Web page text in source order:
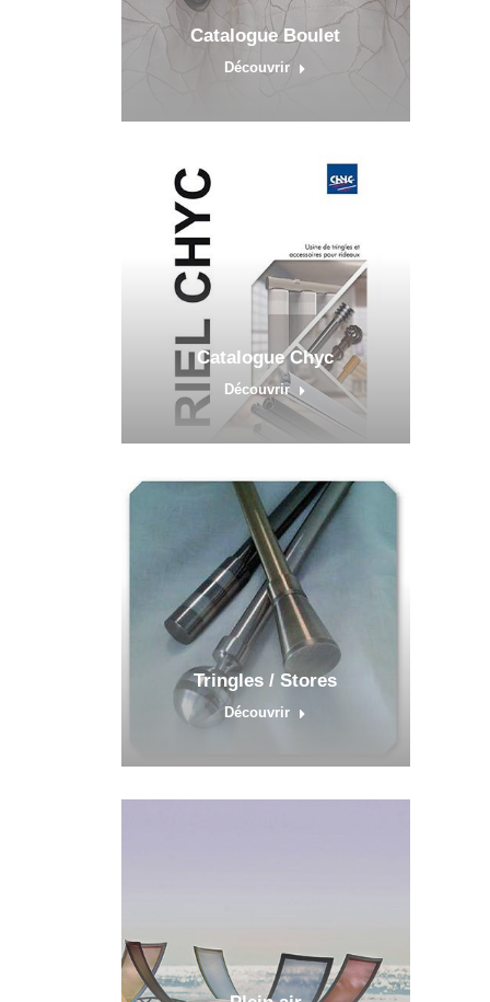
Catalogue Boulet
Découvrir
Catalogue Chyc
Découvrir
Tringles / Stores
Découvrir